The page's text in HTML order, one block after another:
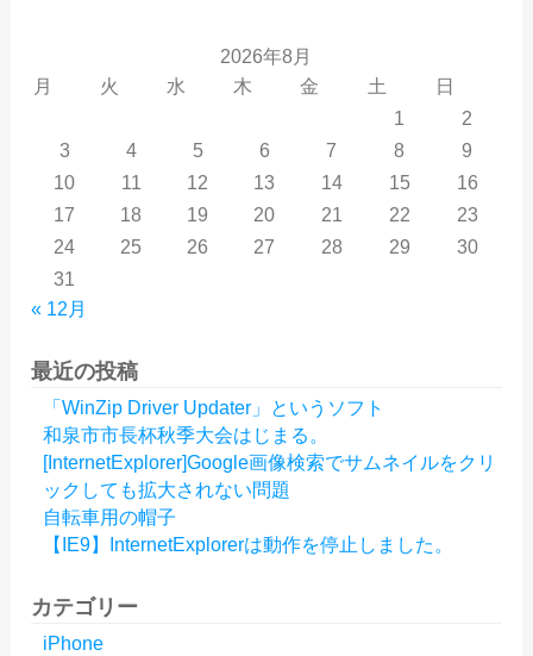
2026年8月
月
火 水 木 金 土
日
1
2
3
4 5 6 7 8
9
10
11 12 13 14 15
16
17
18 19 20 21 22
23
24
25 26 27 28 29
30
31
« 12月
最近の投稿
「WinZip Driver Updater」というソフト
和泉市市長杯秋季大会はじまる。
[InternetExplorer]Google画像検索でサムネイルをクリ
ックしても拡大されない問題
自転車用の帽子
【IE9】InternetExplorerは動作を停止しました。
カテゴリー
iPhone